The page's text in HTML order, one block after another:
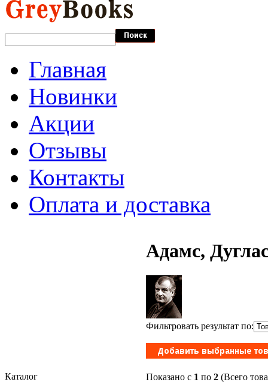
Главная
Новинки
Акции
Отзывы
Контакты
Оплата и доставка
Каталог
Адамс,
Фильтровать результат по:
Показано с 1 по 2 (Всего